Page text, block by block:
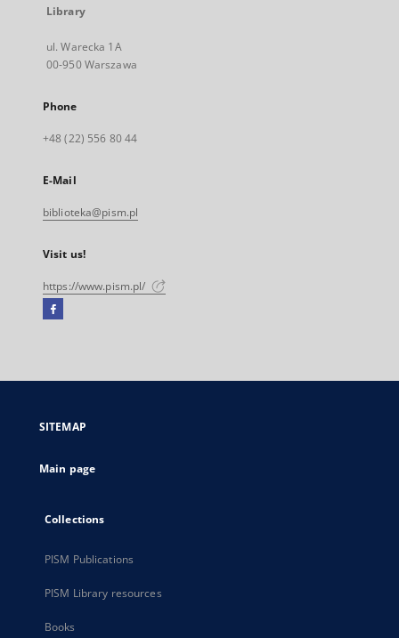
Library
ul. Warecka 1A
00-950 Warszawa
Phone
+48 (22) 556 80 44
E-Mail
biblioteka@pism.pl
Visit us!
https://www.pism.pl/
Facebook
open
new
SITEMAP
Main page
Collections
PISM Publications
PISM Library resources
Books